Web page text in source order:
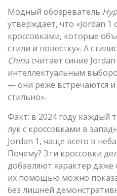
Модный обозреватель
утверждает, что «Jordan
кроссовками, которые
стили и повестку». А
Chinaсчитает синие
интеллектуальным
— они реже встречаются и
стильно».
Факт: в 2024 году каждый
лук с кроссовками в
Jordan 1, чаще всего в
Почему? Эти кроссовки
добавляют характер даже
их помощью можно
без лишней